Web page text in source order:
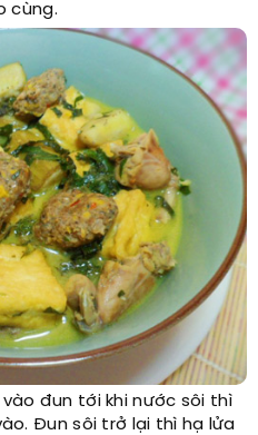
cùng.
đun tới khi nước sôi thì
Đun sôi trở lại thì hạ lửa